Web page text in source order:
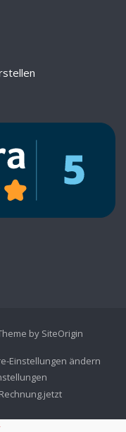
by SiteOrigin
Einstellungen ändern
Rechnung.jetzt